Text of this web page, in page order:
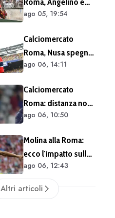
un solo anno
Kumbulla salutano:
Spagna
ago 05, 19:54
Calciomercato
Roma, Nusa spegne
le voci sul futuro:
di lasciare il Lipsia. I
media possono
scrivere quello che
vogliono"
ago 06, 14:11
Calciomercato
Roma: distanza non
siderale per
ago 06, 10:50
Molina alla Roma:
ecco l'impatto sulle
casse del club
ago 06, 12:43
Altri articoli